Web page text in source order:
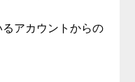
るアカウントからの